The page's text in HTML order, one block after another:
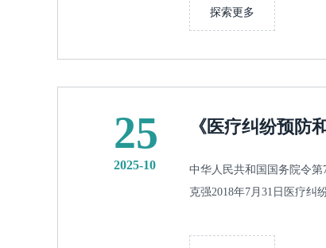
探索更多
25
2025-10
《医疗纠纷预防
中华人民共和国国务院令第
克强2018年7月31日医疗纠